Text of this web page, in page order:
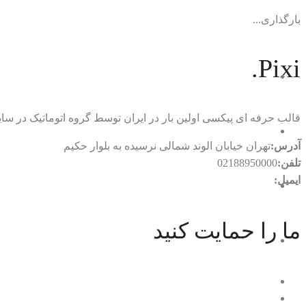
بارگذاری...
Pixi.
قالب حرفه ای پیکسی اولین بار در ایران توسط گروه
آدرس:تهران خیابان الوند شمالی نرسیده به بلوار حکیم
تلفن:02188950000
ایمیل:
ما را حمایت کنید